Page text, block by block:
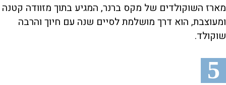
מארז השוקולדים של מקס ברנר, המגיע בתוך מזוודה קטנה
ומעוצבת, הוא דרך מושלמת לסיים שנה עם חיוך והרבה
שוקולד.
5